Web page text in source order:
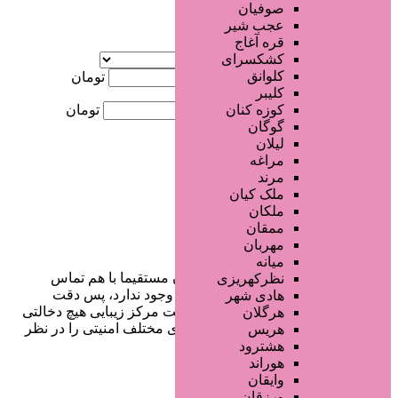
صوفیان
عجب شیر
قره آغاج
کشکسرای
کلوانق
کلیبر
کوزه کنان
گوگان
لیلان
مراغه
مرند
ملک کیان
ملکان
ممقان
مهربان
میانه
نظرکهریزی
هادی شهر
هرگلان
هریس
هشترود
هوراند
وایقان
آگهی ویژه
کمترین قیمت
تومان
بیشترین قیمت تومان
در سایت تبلیغاتی مرکز زیبایی کاربران مستقیما با هم تماس
می‌گیرند و هیچ واسطه‌ای در این میان وجود ندارد، پس دقت
فرمایید که در خرید و فروشِ شما سایت مرکز زیبایی هیچ دخالتی
نداشته و کاربران باید خودشان جنبه‌های مختلف امنیتی را در نظر